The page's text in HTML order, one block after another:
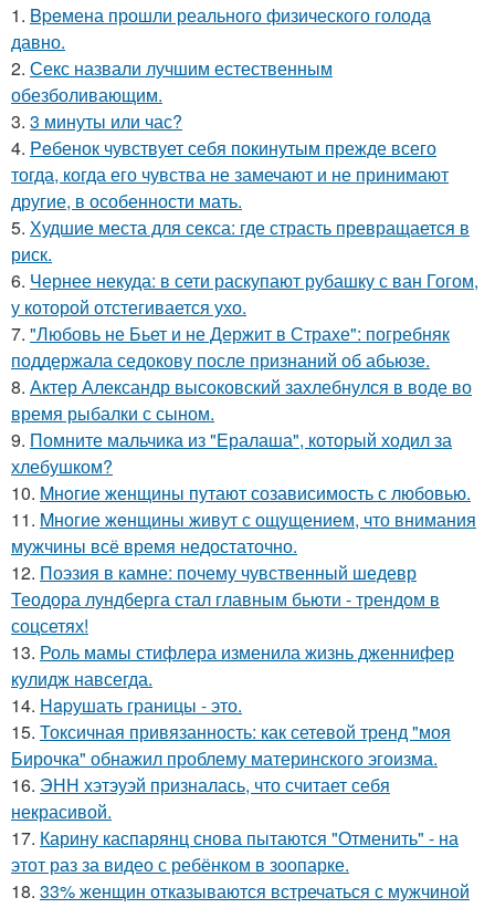
1. Bpeмена прошли реального физического голода
давно.
2. Секс назвали лучшим естественным
обезболивающим.
3. 3 минуты или час?
4. Peбенок чувствует себя покинутым прежде всего
тогда, когда его чувства не замечают и не принимают
другие, в особенности мать.
5. Худшие места для секса: где страсть превращается в
риск.
6. Чернее некуда: в сети раскупают рубашку с ван Гогом,
у которой отстегивается ухо.
7. "Любовь не Бьет и не Держит в Страхе": погребняк
поддержала седокову после признаний об абьюзе.
8. Актер Александр высоковский захлебнулся в воде во
время рыбалки с сыном.
9. Помните мальчика из "Ералаша", который ходил за
хлебушком?
10. Mнoгие женщины путают созависимость с любовью.
11. Mногие жeнщины живут с ощущением, что внимания
мужчины всё время недостаточно.
12. Поэзия в камне: почему чувственный шедевр
Теодора лундберга стал главным бьюти - трендом в
соцсетях!
13. Роль мамы стифлера изменила жизнь дженнифер
кулидж навсегда.
14. Hapушать границы - это.
15. Токсичная привязанность: как сетевой тренд "моя
Бирочка" обнажил проблему материнского эгоизма.
16. ЭНН хэтэуэй призналась, что считает себя
некрасивой.
17. Карину каспарянц снова пытаются "Отменить" - на
этот раз за видео с ребёнком в зоопарке.
18. 33% женщин отказываются встречаться с мужчиной